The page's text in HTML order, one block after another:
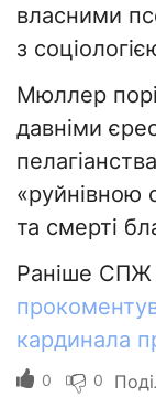
власними
з
Мюллер
давніми
«руйнівною
та смерті
Раніше СПЖ
кардинала
0 0